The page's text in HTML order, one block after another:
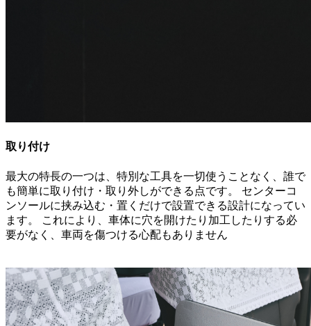
取り付け
最大の特長の一つは、特別な工具を一切使うことなく、誰で
も簡単に取り付け・取り外しができる点です。 センターコ
ンソールに挟み込む・置くだけで設置できる設計になってい
ます。 これにより、車体に穴を開けたり加工したりする必
要がなく、車両を傷つける心配もありません